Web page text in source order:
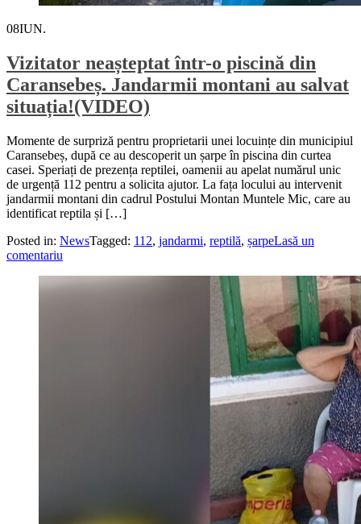
08IUN.
Vizitator neașteptat într-o piscină din
Caransebeș. Jandarmii montani au salvat
situația!(VIDEO)
Momente de surpriză pentru proprietarii unei locuințe din municipiul
Caransebeș, după ce au descoperit un șarpe în piscina din curtea
casei. Speriați de prezența reptilei, oamenii au apelat numărul unic
de urgență 112 pentru a solicita ajutor. La fața locului au intervenit
jandarmii montani din cadrul Postului Montan Muntele Mic, care au
identificat reptila și […]
Posted in: NewsTagged: 112, jandarmi, reptilă, șarpeLasă un
comentariu